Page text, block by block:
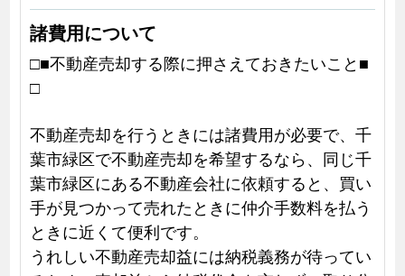
諸費用について
□■不動産売却する際に押さえておきたいこと■
□
不動産売却を行うときには諸費用が必要で、千
葉市緑区で不動産売却を希望するなら、同じ千
葉市緑区にある不動産会社に依頼すると、買い
手が見つかって売れたときに仲介手数料を払う
ときに近くて便利です。
うれしい不動産売却益には納税義務が待ってい